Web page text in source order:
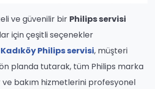
ve güvenilir bir Philips servisi
için çeşitli seçenekler
Kadıköy Philips servisi, müşteri
planda tutarak, tüm Philips marka
bakım hizmetlerini profesyonel